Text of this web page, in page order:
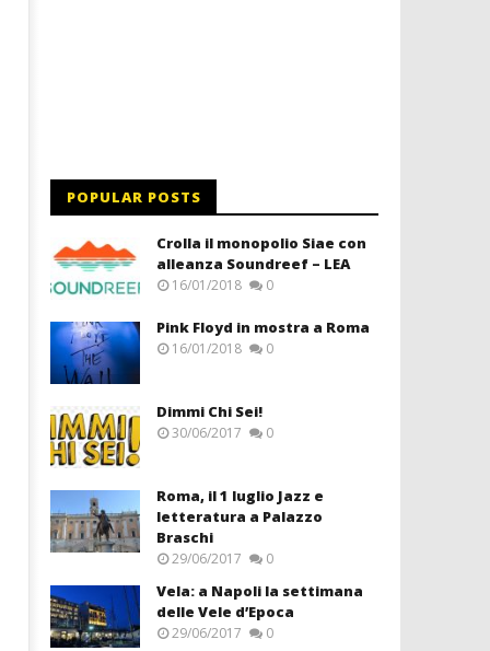
POPULAR POSTS
Crolla il monopolio Siae con
alleanza Soundreef – LEA
16/01/2018 0
Pink Floyd in mostra a Roma
16/01/2018 0
Dimmi Chi Sei!
30/06/2017 0
Roma, il 1 luglio Jazz e
letteratura a Palazzo
Braschi
29/06/2017 0
Vela: a Napoli la settimana
delle Vele d’Epoca
29/06/2017 0